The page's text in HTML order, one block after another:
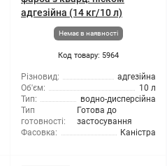
адгезійна (14 кг/10 л)
Немає в наявності
Код товару: 5964
Різновид:
адгезійна
Об'єм:
10 л
Тип:
водно-дисперсійна
Тип
готовності:
Готова до
застосування
Фасовка:
Каністра